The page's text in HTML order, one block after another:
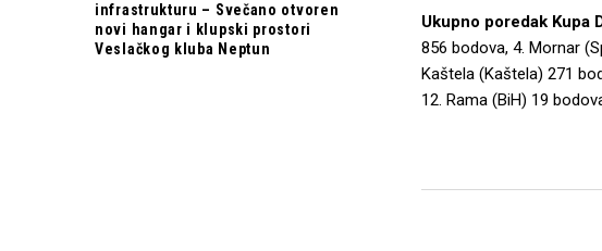
Ukupno poredak Kupa
856 bodova, 4. Mornar
Kaštela (Kaštela) 271
12. Rama (BiH) 19
infrastrukturu – Svečano otvoren
novi hangar i klupski prostori
Veslačkog kluba Neptun